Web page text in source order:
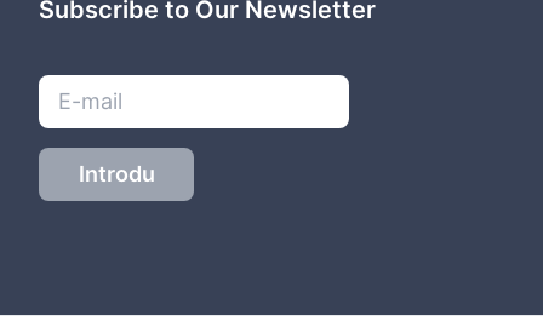
Subscribe to Our Newsletter
Introdu